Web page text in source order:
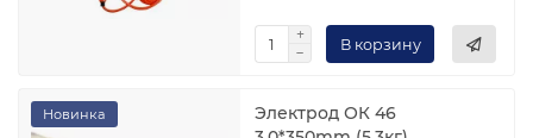
В корзину
Новинка
Электрод ОК 46